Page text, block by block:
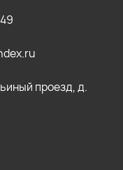
проезд, д.